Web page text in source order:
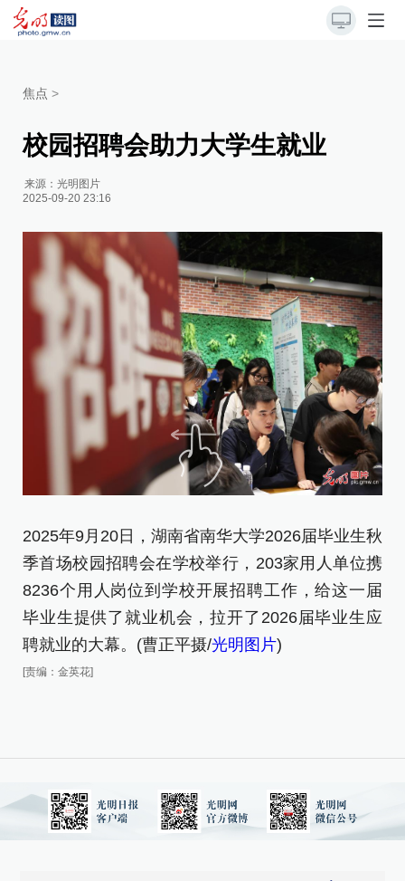
焦点 >
校园招聘会助力大学生就业
来源：光明图片
2025-09-20 23:16
2025年9月20日，湖南省南华大学2026届毕业生秋
季首场校园招聘会在学校举行，203家用人单位携
8236个用人岗位到学校开展招聘工作，给这一届
毕业生提供了就业机会，拉开了2026届毕业生应
聘就业的大幕。(曹正平摄/光明图片)
[责编：金英花]